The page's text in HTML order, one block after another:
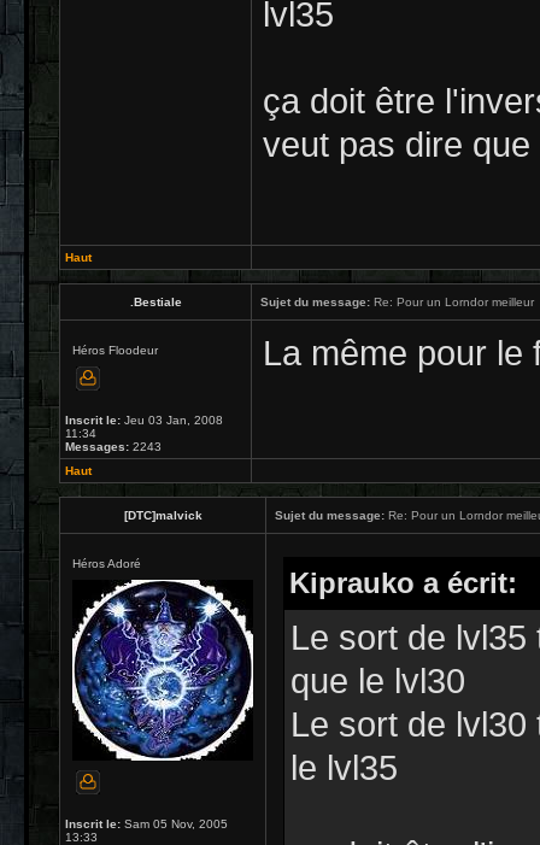
lvl35
ça doit être
veut pas dire
Haut
.Bestiale Sujet du message: Re: Pour un Lorndor meilleur
Héros Floodeur
Inscrit le: Jeu 03 Jan, 2008
11:34
Messages: 2243
La même pour le
Haut
[DTC]malvick Sujet du message: Re: Pour un Lorndor
Héros Adoré
Inscrit le: Sam 05 Nov, 2005
13:33
Kiprauko a écrit:
Le sort de
que le lvl30
Le sort de
le lvl35